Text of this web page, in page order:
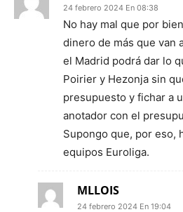
24 febrero 2024 En 08:38
No hay mal que por
dinero de más que van
el Madrid podrá dar lo
Poirier y Hezonja sin
presupuesto y fichar a
anotador con el
Supongo que, por eso,
equipos Euroliga.
MLLOIS
24 febrero 2024 En 19:04